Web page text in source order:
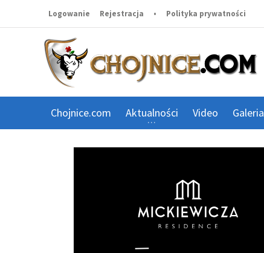
Logowanie Rejestracja • Polityka prywatności
Chojnice.com Aktualności Video Galeria